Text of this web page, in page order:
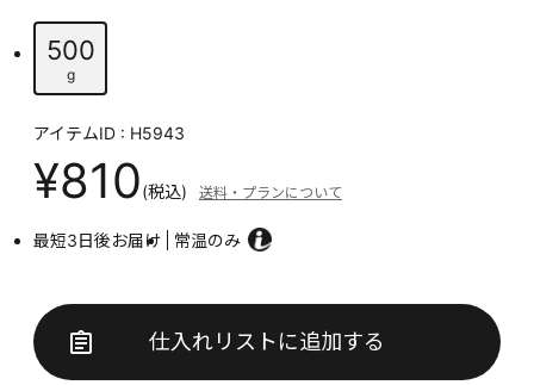
500
g
アイテムID : H5943
¥810(税込) 送料・プランについて
最短3日後お届け 常温のみ
仕入れリストに追加する